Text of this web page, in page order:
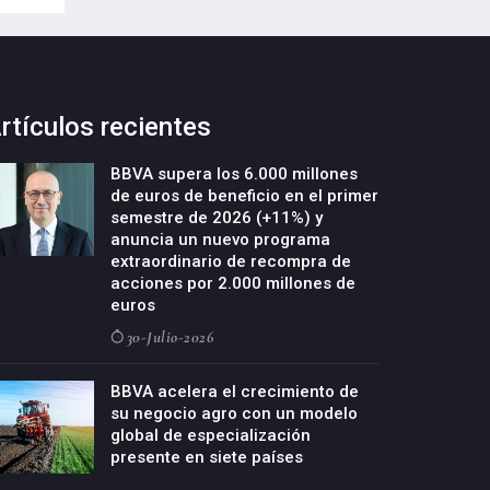
recientes
BBVA supera los 6.000 millones
de euros de beneficio en el primer
semestre de 2026 (+11%) y
anuncia un nuevo programa
extraordinario de recompra de
acciones por 2.000 millones de
euros
30-Julio-2026
BBVA acelera el crecimiento de
su negocio agro con un modelo
global de especialización
presente en siete países